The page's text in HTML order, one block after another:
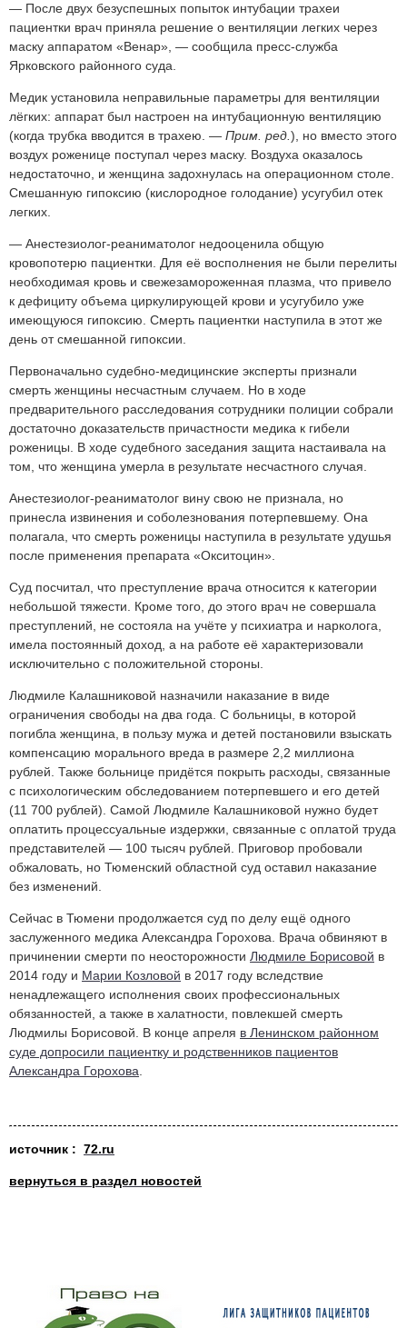
— После двух безуспешных попыток интубации трахеи
пациентки врач приняла решение о вентиляции легких через
маску аппаратом «Венар», — сообщила пресс-служба
Ярковского районного суда.
Медик установила неправильные параметры для вентиляции
лёгких: аппарат был настроен на интубационную вентиляцию
(когда трубка вводится в трахею. — Прим. ред. ), но вместо этого
воздух роженице поступал через маску. Воздуха оказалось
недостаточно, и женщина задохнулась на операционном столе.
Смешанную гипоксию (кислородное голодание) усугубил отек
легких.
— Анестезиолог-реаниматолог недооценила общую
кровопотерю пациентки. Для её восполнения не были перелиты
необходимая кровь и свежезамороженная плазма, что привело
к дефициту объема циркулирующей крови и усугубило уже
имеющуюся гипоксию. Смерть пациентки наступила в этот же
день от смешанной гипоксии.
Первоначально судебно-медицинские эксперты признали
смерть женщины несчастным случаем. Но в ходе
предварительного расследования сотрудники полиции собрали
достаточно доказательств причастности медика к гибели
роженицы. В ходе судебного заседания защита настаивала на
том, что женщина умерла в результате несчастного случая.
Анестезиолог-реаниматолог вину свою не признала, но
принесла извинения и соболезнования потерпевшему. Она
полагала, что смерть роженицы наступила в результате удушья
после применения препарата «Окситоцин».
Суд посчитал, что преступление врача относится к категории
небольшой тяжести. Кроме того, до этого врач не совершала
преступлений, не состояла на учёте у психиатра и нарколога,
имела постоянный доход, а на работе её характеризовали
исключительно с положительной стороны.
Людмиле Калашниковой назначили наказание в виде
ограничения свободы на два года. С больницы, в которой
погибла женщина, в пользу мужа и детей постановили взыскать
компенсацию морального вреда в размере 2,2 миллиона
рублей. Также больнице придётся покрыть расходы, связанные
с психологическим обследованием потерпевшего и его детей
(11 700 рублей). Самой Людмиле Калашниковой нужно будет
оплатить процессуальные издержки, связанные с оплатой труда
представителей — 100 тысяч рублей. Приговор пробовали
обжаловать, но Тюменский областной суд оставил наказание
без изменений.
Сейчас в Тюмени продолжается суд по делу ещё одного
заслуженного медика Александра Горохова. Врача обвиняют в
причинении смерти по неосторожности Людмиле Борисовой в
2014 году и Марии Козловой в 2017 году вследствие
ненадлежащего исполнения своих профессиональных
обязанностей, а также в халатности, повлекшей смерть
Людмилы Борисовой. В конце апреля в Ленинском районном
суде допросили пациентку и родственников пациентов
Александра Горохова
источник : 72.ru
вернуться в раздел новостей